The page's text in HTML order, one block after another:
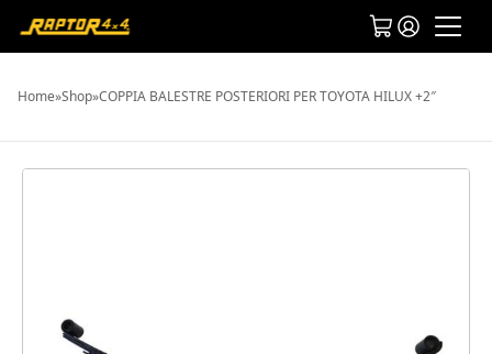
Home»Shop»COPPIA BALESTRE POSTERIORI PER TOYOTA HILUX +2″